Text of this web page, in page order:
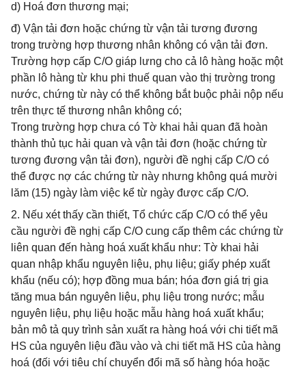
d) Hoá đơn thương mại;
đ) Vận tải đơn hoặc chứng từ vận tải tương đương
trong trường hợp thương nhân không có vận tải đơn.
Trường hợp cấp C/O giáp lưng cho cả lô hàng hoặc một
phần lô hàng từ khu phi thuế quan vào thị trường trong
nước, chứng từ này có thể không bắt buộc phải nộp nếu
trên thực tế thương nhân không có;
Trong trường hợp chưa có Tờ khai hải quan đã hoàn
thành thủ tục hải quan và vận tải đơn (hoặc chứng từ
tương đương vận tải đơn), người đề nghị cấp C/O có
thể được nợ các chứng từ này nhưng không quá mười
lăm (15) ngày làm việc kể từ ngày được cấp C/O.
2. Nếu xét thấy cần thiết, Tổ chức cấp C/O có thể yêu
cầu người đề nghị cấp C/O cung cấp thêm các chứng từ
liên quan đến hàng hoá xuất khẩu như: Tờ khai hải
quan nhập khẩu nguyên liệu, phụ liệu; giấy phép xuất
khẩu (nếu có); hợp đồng mua bán; hóa đơn giá trị gia
tăng mua bán nguyên liệu, phụ liệu trong nước; mẫu
nguyên liệu, phụ liệu hoặc mẫu hàng hoá xuất khẩu;
bản mô tả quy trình sản xuất ra hàng hoá với chi tiết mã
HS của nguyên liệu đầu vào và chi tiết mã HS của hàng
hoá (đối với tiêu chí chuyển đổi mã số hàng hóa hoặc